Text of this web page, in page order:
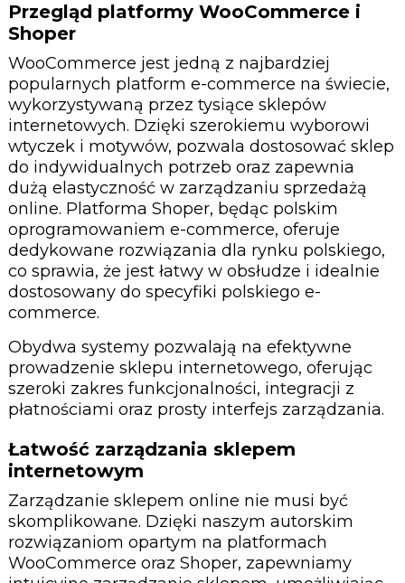
Przegląd platformy WooCommerce i
Shoper
WooCommerce jest jedną z najbardziej
popularnych platform e-commerce na świecie,
wykorzystywaną przez tysiące sklepów
internetowych. Dzięki szerokiemu wyborowi
wtyczek i motywów, pozwala dostosować sklep
do indywidualnych potrzeb oraz zapewnia
dużą elastyczność w zarządzaniu sprzedażą
online. Platforma Shoper, będąc polskim
oprogramowaniem e-commerce, oferuje
dedykowane rozwiązania dla rynku polskiego,
co sprawia, że jest łatwy w obsłudze i idealnie
dostosowany do specyfiki polskiego e-
commerce.
Obydwa systemy pozwalają na efektywne
prowadzenie sklepu internetowego, oferując
szeroki zakres funkcjonalności, integracji z
płatnościami oraz prosty interfejs zarządzania.
Łatwość zarządzania sklepem
internetowym
Zarządzanie sklepem online nie musi być
skomplikowane. Dzięki naszym autorskim
rozwiązaniom opartym na platformach
WooCommerce oraz Shoper, zapewniamy